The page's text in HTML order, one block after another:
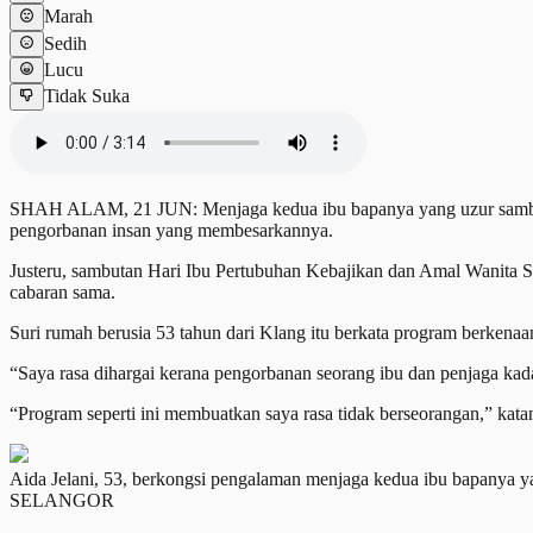
Marah
Sedih
Lucu
Tidak Suka
SHAH ALAM, 21 JUN: Menjaga kedua ibu bapanya yang uzur
pengorbanan insan yang membesarkannya.
Justeru, sambutan Hari Ibu Pertubuhan Kebajikan dan Amal Wanita
cabaran sama.
Suri rumah berusia 53 tahun dari Klang itu berkata program
“Saya rasa dihargai kerana pengorbanan seorang ibu dan penjaga
“Program seperti ini membuatkan saya rasa tidak berseorangan,”
Aida Jelani, 53, berkongsi pengalaman menjaga kedua ibu
SELANGOR